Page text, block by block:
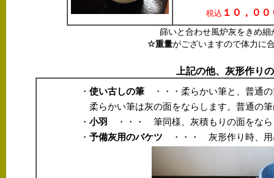
税込 １０，００
篩いと合わせ風炉灰をきめ細
☆重量がございますので体力に
上記の他、灰形作り
・ 使い古しの筆・・・柔らかい筆と、普通の
柔らかい筆は灰の面をならします。普通の
・ 小羽 ・・・ 筆同様、灰積もりの面をなら
・ 予備灰用のバケツ ・・・ 灰形作り時、用/